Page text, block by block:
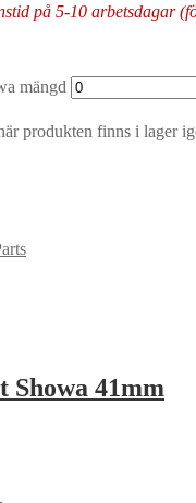
på 5-10 arbetsdagar
mängd
produkten finns i lager
41mm